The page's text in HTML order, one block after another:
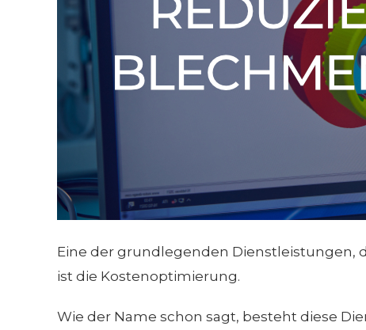
Eine der grundlegenden Dienstleistungen,
ist die Kostenoptimierung.
Wie der Name schon sagt, besteht diese